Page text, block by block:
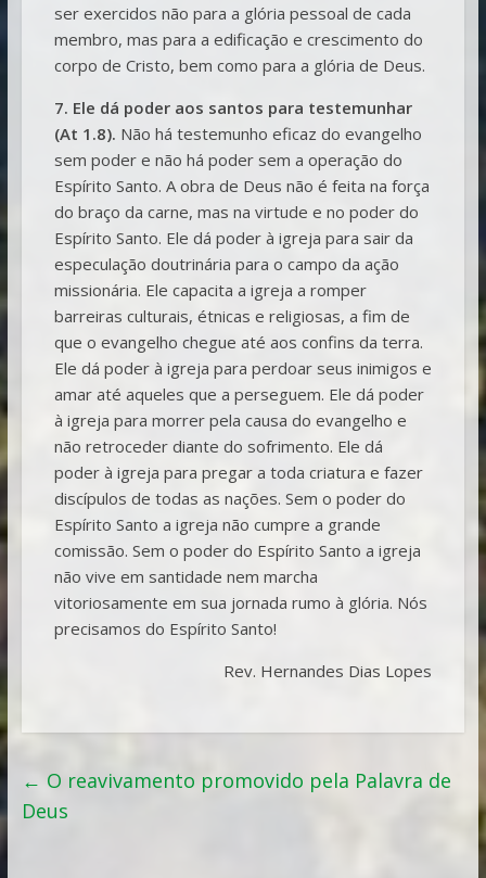
ser exercidos não para a glória pessoal de cada
membro, mas para a edificação e crescimento do
corpo de Cristo, bem como para a glória de Deus.
7. Ele dá poder aos santos para testemunhar
(At 1.8). Não há testemunho eficaz do evangelho
sem poder e não há poder sem a operação do
Espírito Santo. A obra de Deus não é feita na força
do braço da carne, mas na virtude e no poder do
Espírito Santo. Ele dá poder à igreja para sair da
especulação doutrinária para o campo da ação
missionária. Ele capacita a igreja a romper
barreiras culturais, étnicas e religiosas, a fim de
que o evangelho chegue até aos confins da terra.
Ele dá poder à igreja para perdoar seus inimigos e
amar até aqueles que a perseguem. Ele dá poder
à igreja para morrer pela causa do evangelho e
não retroceder diante do sofrimento. Ele dá
poder à igreja para pregar a toda criatura e fazer
discípulos de todas as nações. Sem o poder do
Espírito Santo a igreja não cumpre a grande
comissão. Sem o poder do Espírito Santo a igreja
não vive em santidade nem marcha
vitoriosamente em sua jornada rumo à glória. Nós
precisamos do Espírito Santo!
Rev. Hernandes Dias Lopes
← O reavivamento promovido pela Palavra de
Deus